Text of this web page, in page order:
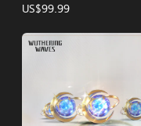
US$99.99